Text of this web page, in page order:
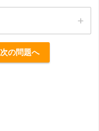
次の問題へ